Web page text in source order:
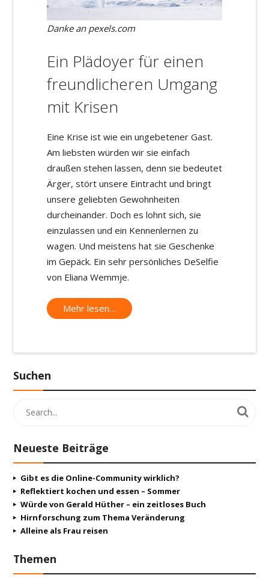
Danke an pexels.com
Ein Plädoyer für einen
freundlicheren Umgang
mit Krisen
Eine Krise ist wie ein ungebetener Gast.
Am liebsten würden wir sie einfach
draußen stehen lassen, denn sie bedeutet
Ärger, stört unsere Eintracht und bringt
unsere geliebten Gewohnheiten
durcheinander. Doch es lohnt sich, sie
einzulassen und ein Kennenlernen zu
wagen. Und meistens hat sie Geschenke
im Gepäck. Ein sehr persönliches DeSelfie
von Eliana Wemmje.
Mehr lesen…
Suchen
Neueste Beiträge
Gibt es die Online-Community wirklich?
Reflektiert kochen und essen – Sommer
Würde von Gerald Hüther – ein zeitloses Buch
Hirnforschung zum Thema Veränderung
Alleine als Frau reisen
Themen